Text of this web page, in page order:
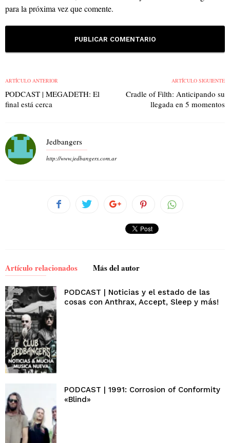
para la próxima vez que comente.
ARTÍCULO ANTERIOR
PODCAST | MEGADETH: El
final está cerca
ARTÍCULO SIGUIENTE
Cradle of Filth: Anticipando su
llegada en 5 momentos
Jedbangers
http://www.jedbangers.com.ar
Artículo relacionados Más del autor
PODCAST | Noticias y el estado de las
cosas con Anthrax, Accept, Sleep y más!
PODCAST | 1991: Corrosion of Conformity
«Blind»